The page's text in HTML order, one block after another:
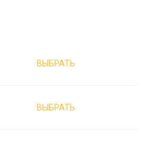
ВЫБРАТЬ
ВЫБРАТЬ